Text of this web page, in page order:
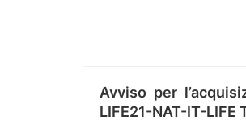
Avviso per
LIFE21-NAT-IT-LIFE